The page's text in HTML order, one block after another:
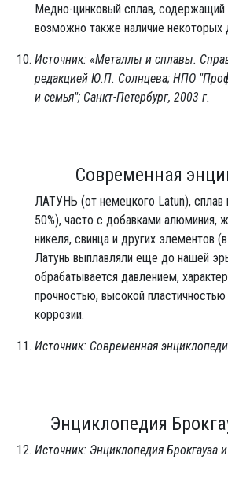
Медно-цинковый сплав, содержащий
возможно также наличие некоторых
Источник: «Металлы и сплавы.
редакцией Ю.П. Солнцева; НПО
и семья"; Санкт-Петербург, 2003 г.
Современная
ЛАТУНЬ (от немецкого Latun),
50%), часто с добавками алюминия,
никеля, свинца и других элементов
Латунь выплавляли еще до нашей
обрабатывается давлением,
прочностью, высокой
коррозии.
Источник: Современная
Энциклопедия
Источник: Энциклопедия Брокгауза